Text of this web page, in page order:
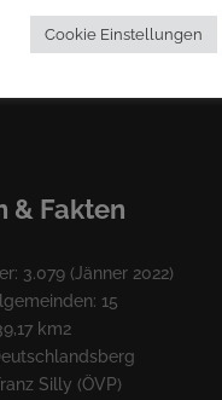
Hause
& Fakten
3.079 (Jänner 2022)
15
km2
Silly (ÖVP)
Cookie Einstellungen